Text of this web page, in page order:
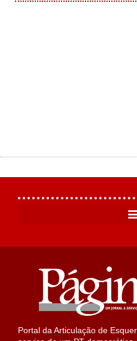
Portal da Articulação de